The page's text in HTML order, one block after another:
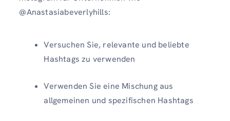
@Anastasiabeverlyhills:
Versuchen Sie, relevante und beliebte
Hashtags zu verwenden
Verwenden Sie eine Mischung aus
allgemeinen und spezifischen Hashtags